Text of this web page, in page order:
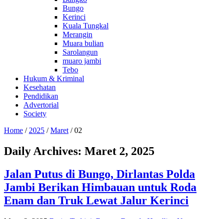
Bungo
Kerinci
Kuala Tungkal
Merangin
Muara bulian
Sarolangun
muaro jambi
Tebo
Hukum & Kriminal
Kesehatan
Pendidikan
Advertorial
Society
Home / 2025 / Maret / 02
Daily Archives: Maret 2, 2025
Jalan Putus di Bungo, Dirlantas Polda
Jambi Berikan Himbauan untuk Roda
Enam dan Truk Lewat Jalur Kerinci